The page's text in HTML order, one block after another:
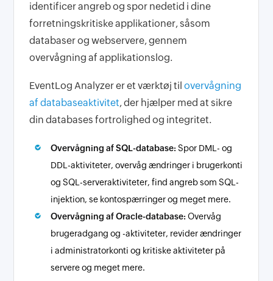
identificer angreb og spor nedetid i dine
forretningskritiske applikationer, såsom
databaser og webservere, gennem
overvågning af applikationslog.
EventLog Analyzer er et værktøj tilovervågning
af databaseaktivitet, der hjælper med at sikre
din databases fortrolighed og integritet.
Overvågning af SQL-database: Spor DML- og
DDL-aktiviteter, overvåg ændringer i brugerkonti
og SQL-serveraktiviteter, find angreb som SQL-
injektion, se kontospærringer og meget mere.
Overvågning af Oracle-database: Overvåg
brugeradgang og -aktiviteter, revider ændringer
i administratorkonti og kritiske aktiviteter på
servere og meget mere.